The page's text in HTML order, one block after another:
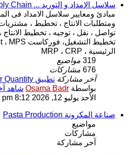
سلاسل الإمداد و التوريد ... Supply Chain
مبادئ ومعايير سلاسل الامداد فى
ومتطلبات الانتاج ، تخطيط ،
تواصل ، نقل ، توجيه ، تخطيط
الرئيسية ، MRP ، CRP
319 مواضيع
676 مشاركات
آخر مشاركة تطبيق Minimum Order Quantity …
بواسطة Osama Badr شاهد
الأحد يوليو 12, 2026 8:12 pm
صناعة المكرونة Pasta Production
مواضيع
مشاركات
آخر مشاركة